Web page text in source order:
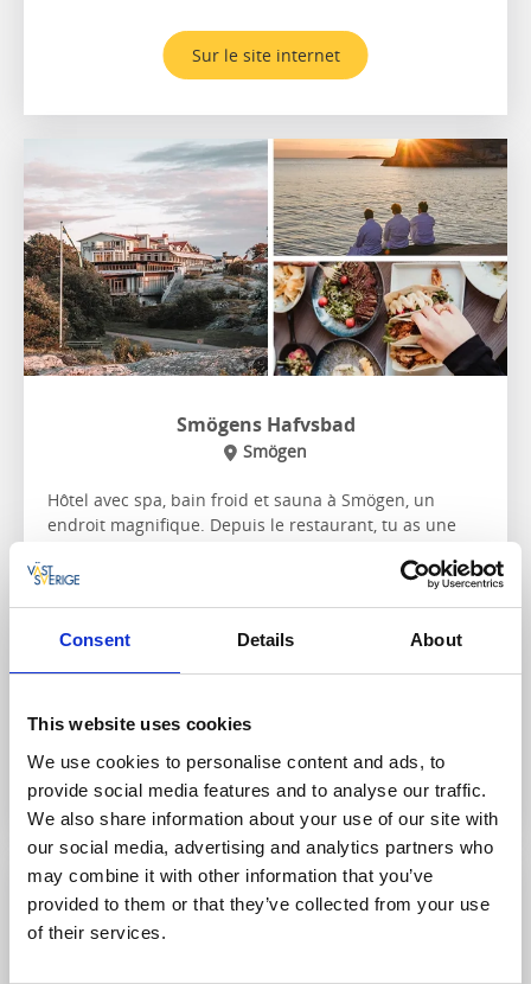
Consent Details About
This website uses cookies
We use cookies to personalise content and ads, to
provide social media features and to analyse our traffic.
We also share information about your use of our site with
our social media, advertising and analytics partners who
may combine it with other information that you’ve
provided to them or that they’ve collected from your use
of their services.
Sur le site internet
Smögens Hafvsbad
Smögen
Hôtel avec spa, bain froid et sauna à Smögen, un
endroit magnifique. Depuis le restaurant, tu as une
Spa et plusieurs piscines
Chiens admis
Sur le site internet